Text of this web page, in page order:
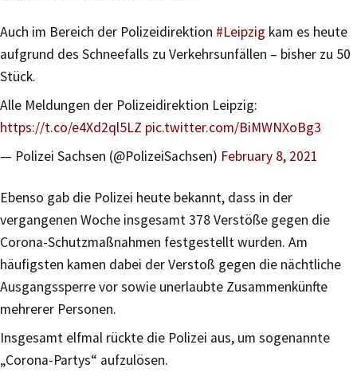
Auch im Bereich der Polizeidirektion #Leipzig kam es heute
aufgrund des Schneefalls zu Verkehrsunfällen – bisher zu 50
Stück.
Alle Meldungen der Polizeidirektion Leipzig:
https://t.co/e4Xd2ql5LZ pic.twitter.com/BiMWNXoBg3
— Polizei Sachsen (@PolizeiSachsen) February 8, 2021
Ebenso gab die Polizei heute bekannt, dass in der
vergangenen Woche insgesamt 378 Verstöße gegen die
Corona-Schutzmaßnahmen festgestellt wurden. Am
häufigsten kamen dabei der Verstoß gegen die nächtliche
Ausgangssperre vor sowie unerlaubte Zusammenkünfte
mehrerer Personen.
Insgesamt elfmal rückte die Polizei aus, um sogenannte
„Corona-Partys“ aufzulösen.